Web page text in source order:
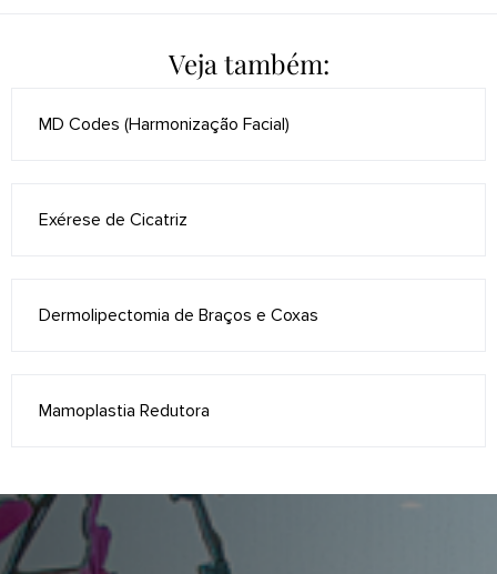
Veja também:
MD Codes (Harmonização Facial)
Exérese de Cicatriz
Dermolipectomia de Braços e Coxas
Mamoplastia Redutora